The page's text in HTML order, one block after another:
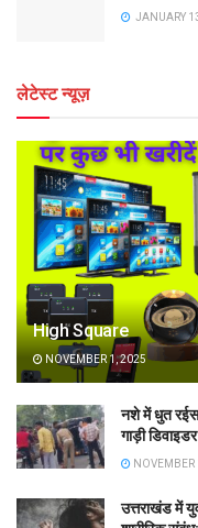
JANUARY
लेटेस्ट न्यूज़
High Square
NOVEMBER 1, 2025
नशे में धुत
गाड़ी
NOVEMBER
उत्तराखंड में